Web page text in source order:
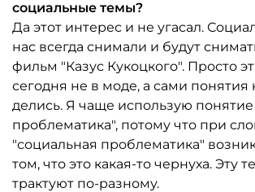
социальные темы?
Да этот интерес и не угасал.
нас всегда снимали и будут
фильм "Казус Кукоцкого". Просто
сегодня не в моде, а сами понятия
делись. Я чаще использую понятие
проблематика", потому что при
"социальная проблематика"
том, что это какая-то чернуха. Эту
трактуют по-разному.